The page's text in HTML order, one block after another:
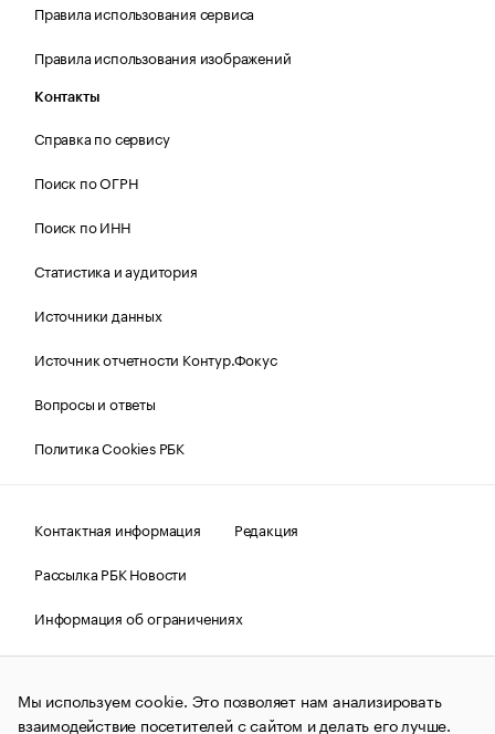
Правила использования сервиса
Правила использования изображений
Контакты
Справка по сервису
Поиск по ОГРН
Поиск по ИНН
Статистика и аудитория
Источники данных
Источник отчетности Контур.Фокус
Вопросы и ответы
Политика Cookies РБК
Контактная информация
Редакция
Рассылка РБК Новости
Информация об ограничениях
Правовая информация
О соблюдении авторских прав
© АО «РОСБИЗНЕСКОНСАЛТИНГ»,1995–2026.Сообщения
и материалы информационного агентства «РБК»
Мы используем cookie. Это позволяет нам анализировать
взаимодействие посетителей с сайтом и делать его лучше.